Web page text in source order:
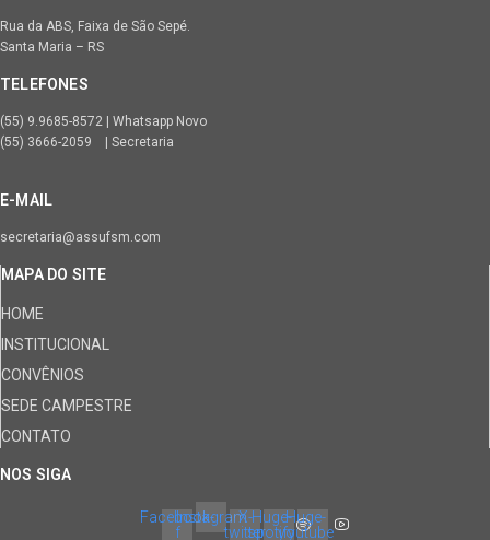
Rua da ABS, Faixa de São Sepé.
Santa Maria – RS
TELEFONES
(55) 9.9685-8572 | Whatsapp Novo
(55) 3666-2059 | Secretaria
E-MAIL
secretaria@assufsm.com
MAPA DO SITE
HOME
INSTITUCIONAL
CONVÊNIOS
SEDE CAMPESTRE
CONTATO
NOS SIGA
Facebook-
f
InstagramX-
twitter
Huge-
spotify
Huge-
youtube